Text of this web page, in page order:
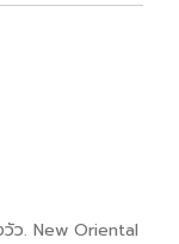
ว. New Oriental